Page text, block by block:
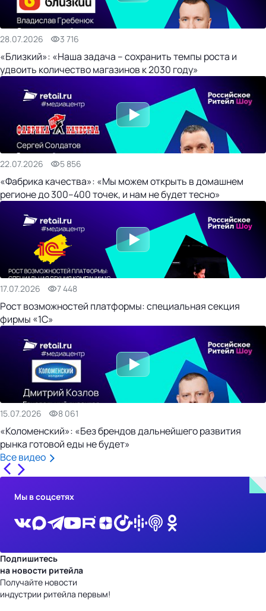
28.07.2026 3 716
«Близкий»: «Наша задача – сохранить темпы роста и
удвоить количество магазинов к 2030 году»
22.07.2026 5 856
«Фабрика качества»: «Мы можем открыть в домашнем
регионе до 300–400 точек, и нам не будет тесно»
17.07.2026 7 448
Рост возможностей платформы: специальная секция
фирмы «1С»
15.07.2026 8 061
«Коломенский»: «Без брендов дальнейшего развития
рынка готовой еды не будет»
Все видео
Мы в соцсетях
Подпишитесь
на новости ритейла
Получайте новости
индустрии ритейла первым!